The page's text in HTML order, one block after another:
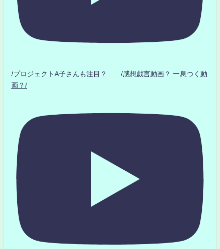
/プロジェクトA子さんも注目？ /感想戯言動画？.一息つく動
画？/